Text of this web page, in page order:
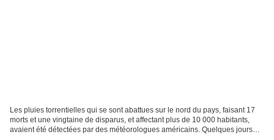
Les pluies torrentielles qui se sont abattues sur le nord du pays, faisant 17
morts et une vingtaine de disparus, et affectant plus de 10 000 habitants,
avaient été détectées par des météorologues américains. Quelques jours